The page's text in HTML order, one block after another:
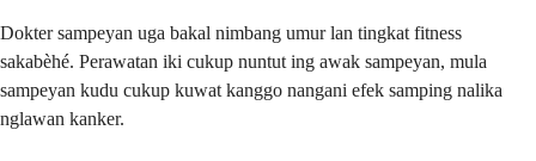
Dokter sampeyan uga bakal nimbang umur lan tingkat fitness
sakabèhé. Perawatan iki cukup nuntut ing awak sampeyan, mula
sampeyan kudu cukup kuwat kanggo nangani efek samping nalika
nglawan kanker.